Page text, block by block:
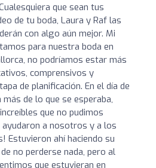
que sean tus
de tu boda, Laura y Raf las
con algo aún mejor. Mi
para nuestra boda en
no podríamos estar más
comprensivos y
de planificación. En el día de
de lo que se esperaba,
que no pudimos
ayudaron a nosotros y a los
ahí haciendo su
no perderse nada, pero al
que estuvieran en